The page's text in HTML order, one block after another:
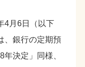
4月6日（以下
、銀行の定期預
決定」同様、